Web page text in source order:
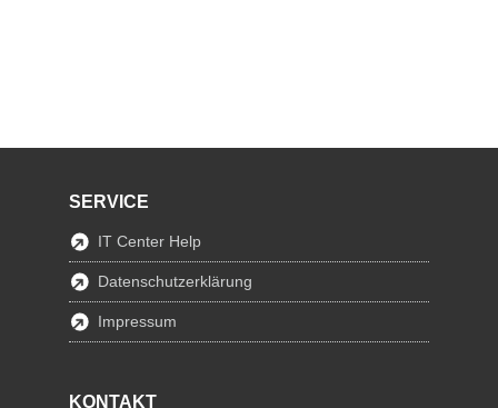
SERVICE
IT Center Help
Datenschutzerklärung
Impressum
KONTAKT